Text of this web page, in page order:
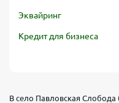
Эквайринг
Кредит для бизнеса
В село Павловская Слобода